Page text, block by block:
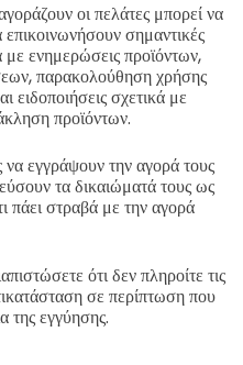
οι πελάτες μπορεί να
σημαντικές
ενημερώσεις προϊόντων,
παρακολούθηση χρήσης
ειδοποιήσεις σχετικά με
προϊόντων.
να εγγράψουν την αγορά τους
τα δικαιώματά τους ως
πάει στραβά με την αγορά
ότι δεν πληροίτε τις
σε περίπτωση που
της εγγύησης.